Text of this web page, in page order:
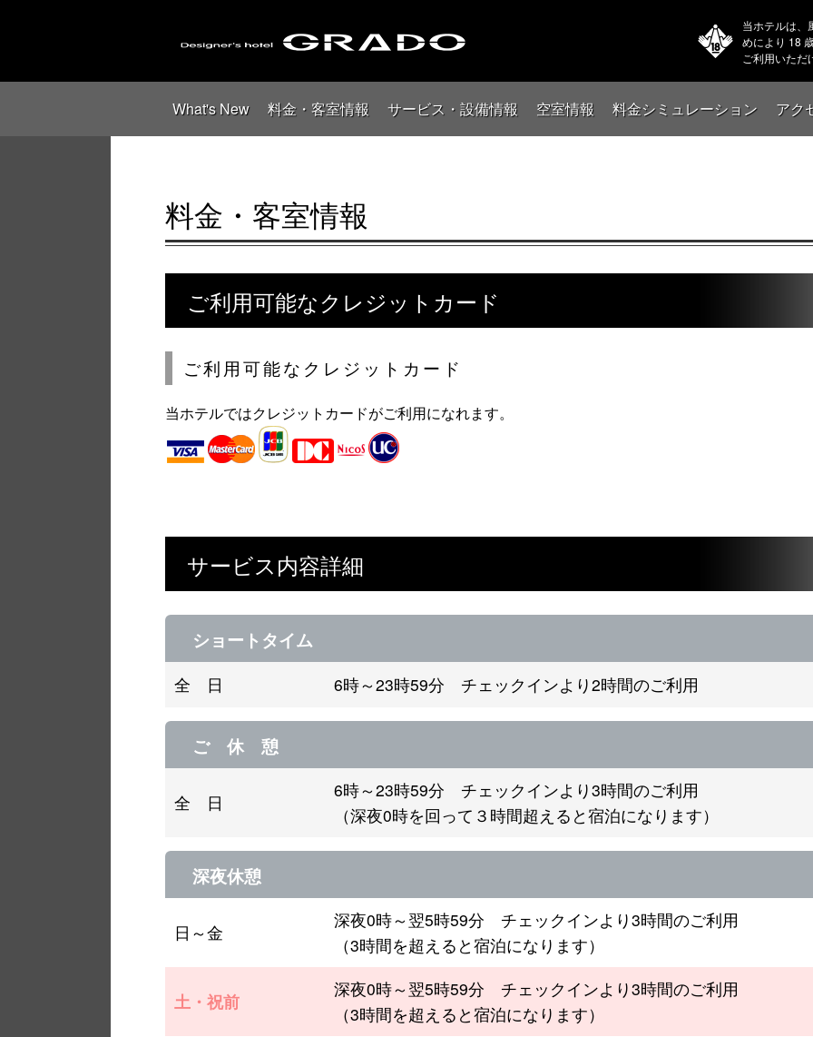
当ホテルは、
めにより 18
ご利用いただ
What's New 料金・客室情報 サービス・設備情報 空室情報 料金シミュレーション アク
料金・客室情報
ご利用可能なクレジットカード
ご利用可能なクレジットカード
当ホテルではクレジットカードがご利用になれます。
サービス内容詳細
ショートタイム
全 日 6時～23時59分 チェックインより2時間のご利用
ご 休 憩
全 日
6時～23時59分 チェックインより3時間のご利用
（深夜0時を回って３時間超えると宿泊になります）
深夜休憩
日～金
深夜0時～翌5時59分 チェックインより3時間のご利用
（3時間を超えると宿泊になります）
土・祝前
深夜0時～翌5時59分 チェックインより3時間のご利用
（3時間を超えると宿泊になります）